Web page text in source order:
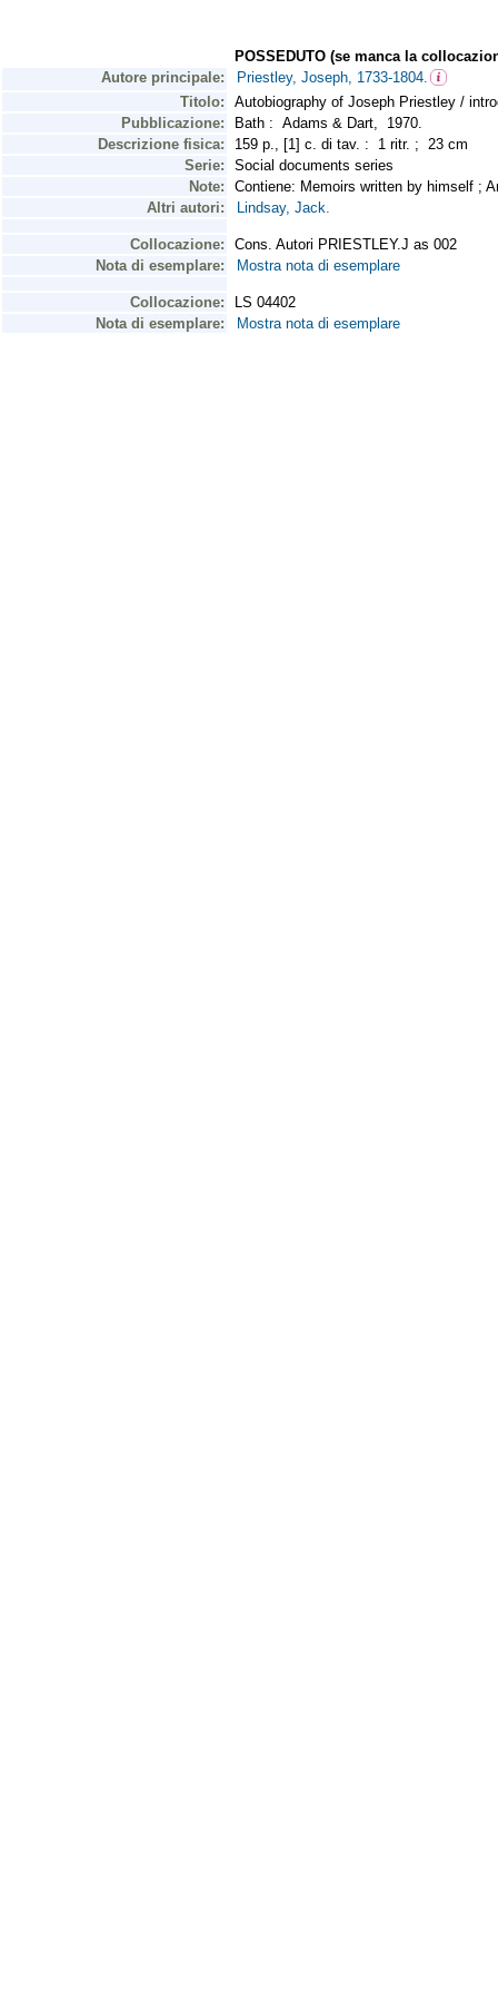
POSSEDUTO (se manca la
Autore principale:
Priestley, Joseph, 1733-1804.
Titolo:
Autobiography of Joseph Priestley /
Pubblicazione:
Bath : Adams & Dart, 1970.
Descrizione fisica:
159 p., [1] c. di tav. : 1 ritr. ; 23 cm
Serie:
Social documents series
Note:
Contiene: Memoirs written by himself ;
Altri autori:
Lindsay, Jack.
Collocazione:
Cons. Autori PRIESTLEY.J as 002
Nota di esemplare:
Mostra nota di esemplare
Collocazione:
LS 04402
Nota di esemplare:
Mostra nota di esemplare